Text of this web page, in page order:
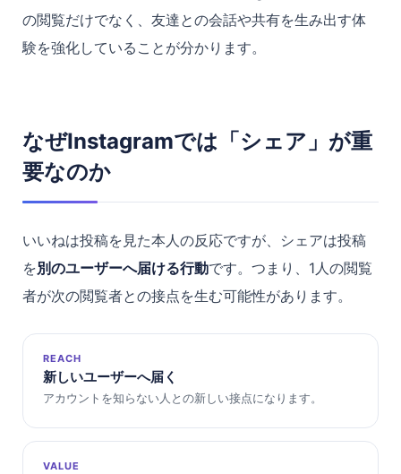
の閲覧だけでなく、友達との会話や共有を生み出す体
験を強化していることが分かります。
なぜInstagramでは「シェア」が重
要なのか
いいねは投稿を見た本人の反応ですが、シェアは投稿
を別のユーザーへ届ける行動です。つまり、1人の閲覧
者が次の閲覧者との接点を生む可能性があります。
REACH
新しいユーザーへ届く
アカウントを知らない人との新しい接点になります。
VALUE